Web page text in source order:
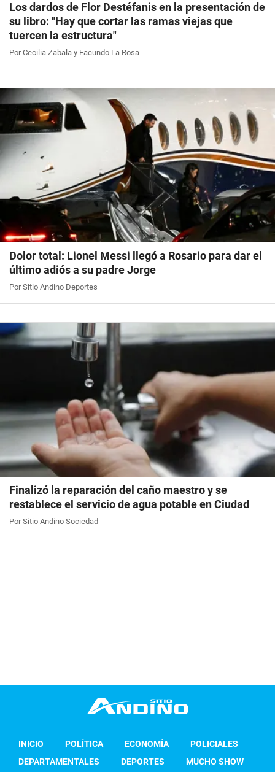
Los dardos de Flor Destéfanis en la presentación de
su libro: "Hay que cortar las ramas viejas que
tuercen la estructura"
Por Cecilia Zabala y Facundo La Rosa
Dolor total: Lionel Messi llegó a Rosario para dar el
último adiós a su padre Jorge
Por Sitio Andino Deportes
Finalizó la reparación del caño maestro y se
restablece el servicio de agua potable en Ciudad
Por Sitio Andino Sociedad
INICIO POLÍTICA ECONOMÍA
POLICIALES
DEPARTAMENTALES
DEPORTES MUCHO SHOW